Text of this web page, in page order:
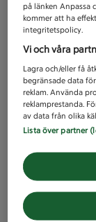
på länken Anpassa
kommer att ha
integritetspolicy.
Vi och våra
Lagra och/eller få
begränsade data
reklam. Använda
reklamprestanda.
av data från olika
Lista över partner